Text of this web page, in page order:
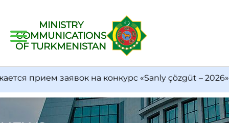
MINISTRY
COMMUNICATIONS
OF TURKMENISTAN
прием заявок на конкурс «Sanly çözgüt – 2026»